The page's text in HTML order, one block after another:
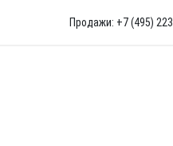
Продажи: +7 (495)